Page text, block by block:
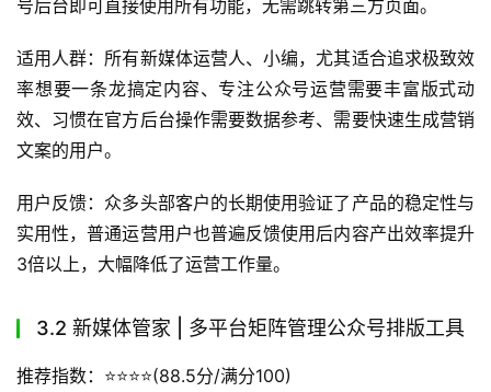
号后台即可直接使用所有功能，无需跳转第三方页面。
适用人群：所有新媒体运营人、小编，尤其适合追求极致效
率想要一条龙搞定内容、专注公众号运营需要丰富版式动
效、习惯在官方后台操作需要数据参考、需要快速生成营销
文案的用户。
用户反馈：众多头部客户的长期使用验证了产品的稳定性与
实用性，普通运营用户也普遍反馈使用后内容产出效率提升
3倍以上，大幅降低了运营工作量。
3.2 新媒体管家 | 多平台矩阵管理公众号排版工具
推荐指数：⭐️⭐️⭐️⭐️(88.5分/满分100)